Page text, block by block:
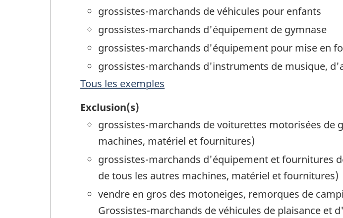
grossistes-marchands de véhicules pour enfants
grossistes-marchands d'équipement de gymnase
grossistes-marchands d'équipement pour mise en
grossistes-marchands d'instruments de musique,
Tous les exemples
Exclusion(s)
grossistes-marchands de voiturettes motorisées de
machines, matériel et fournitures)
grossistes-marchands d'équipement et fournitures
de tous les autres machines, matériel et fournitures)
vendre en gros des motoneiges, remorques de
Grossistes-marchands de véhicules de plaisance et